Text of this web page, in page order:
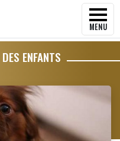
MENU
ENFANTS